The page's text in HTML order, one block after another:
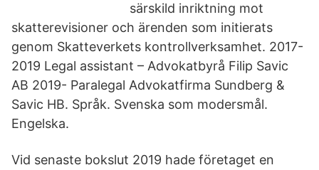
särskild inriktning mot
skatterevisioner och ärenden som initierats
genom Skatteverkets kontrollverksamhet. 2017-
2019 Legal assistant – Advokatbyrå Filip Savic
AB 2019- Paralegal Advokatfirma Sundberg &
Savic HB. Språk. Svenska som modersmål.
Engelska.
Vid senaste bokslut 2019 hade företaget en